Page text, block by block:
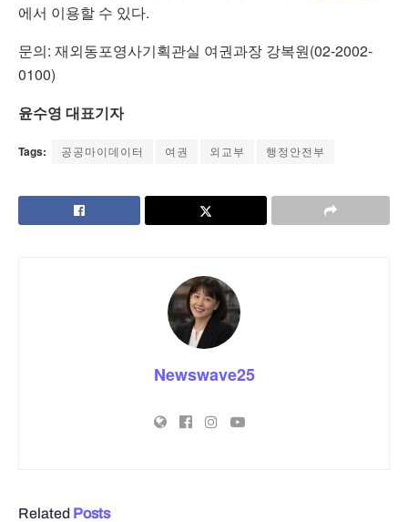
에서 이용할 수 있다.
문의: 재외동포영사기획관실 여권과장 강복원(02-2002-
0100)
윤수영 대표기자
Tags: 공공마이데이터 여권 외교부 행정안전부
Newswave25
Related Posts